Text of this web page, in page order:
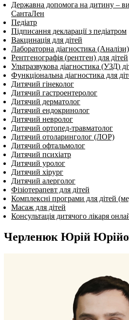
Державна допомога на дитину –
СантаЛен
Педіатр
Підписання декларації з педіатром
Вакцинація для дітей
Лабораторна діагностика
Рентгенографія (рентген) для дітей
Ультразвукова діагностика (УЗД)
Функціональна діагностика для
Дитячий гінеколог
Дитячий гастроентеролог
Дитячий дерматолог
Дитячий ендокринолог
Дитячий нев­ро­лог
Дитячий ортопед-травматолог
Дитячий отоларинголог (ЛОР)
Дитячий офтальмолог
Дитячий психіатр
Дитячий уролог
Дитячий хірург
Дитячий алерголог
Фізіотерапевт для дітей
Комплексні програми для дітей
Масаж для дітей
Консультація дитячого лікаря
Черленюк Юрій